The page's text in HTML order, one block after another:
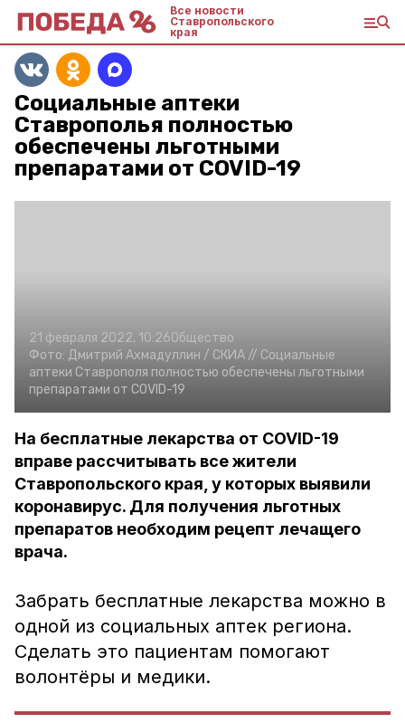
Все новости
Ставропольского
края
Социальные аптеки
Ставрополья полностью
обеспечены льготными
препаратами от COVID-19
21 февраля 2022, 10:26Общество
Фото: Дмитрий Ахмадуллин / СКИА // Социальные
аптеки Ставрополя полностью обеспечены льготными
препаратами от COVID-19
На бесплатные лекарства от COVID-19
вправе рассчитывать все жители
Ставропольского края, у которых выявили
коронавирус. Для получения льготных
препаратов необходим рецепт лечащего
врача.
Забрать бесплатные лекарства можно в
одной из социальных аптек региона.
Сделать это пациентам помогают
волонтёры и медики.